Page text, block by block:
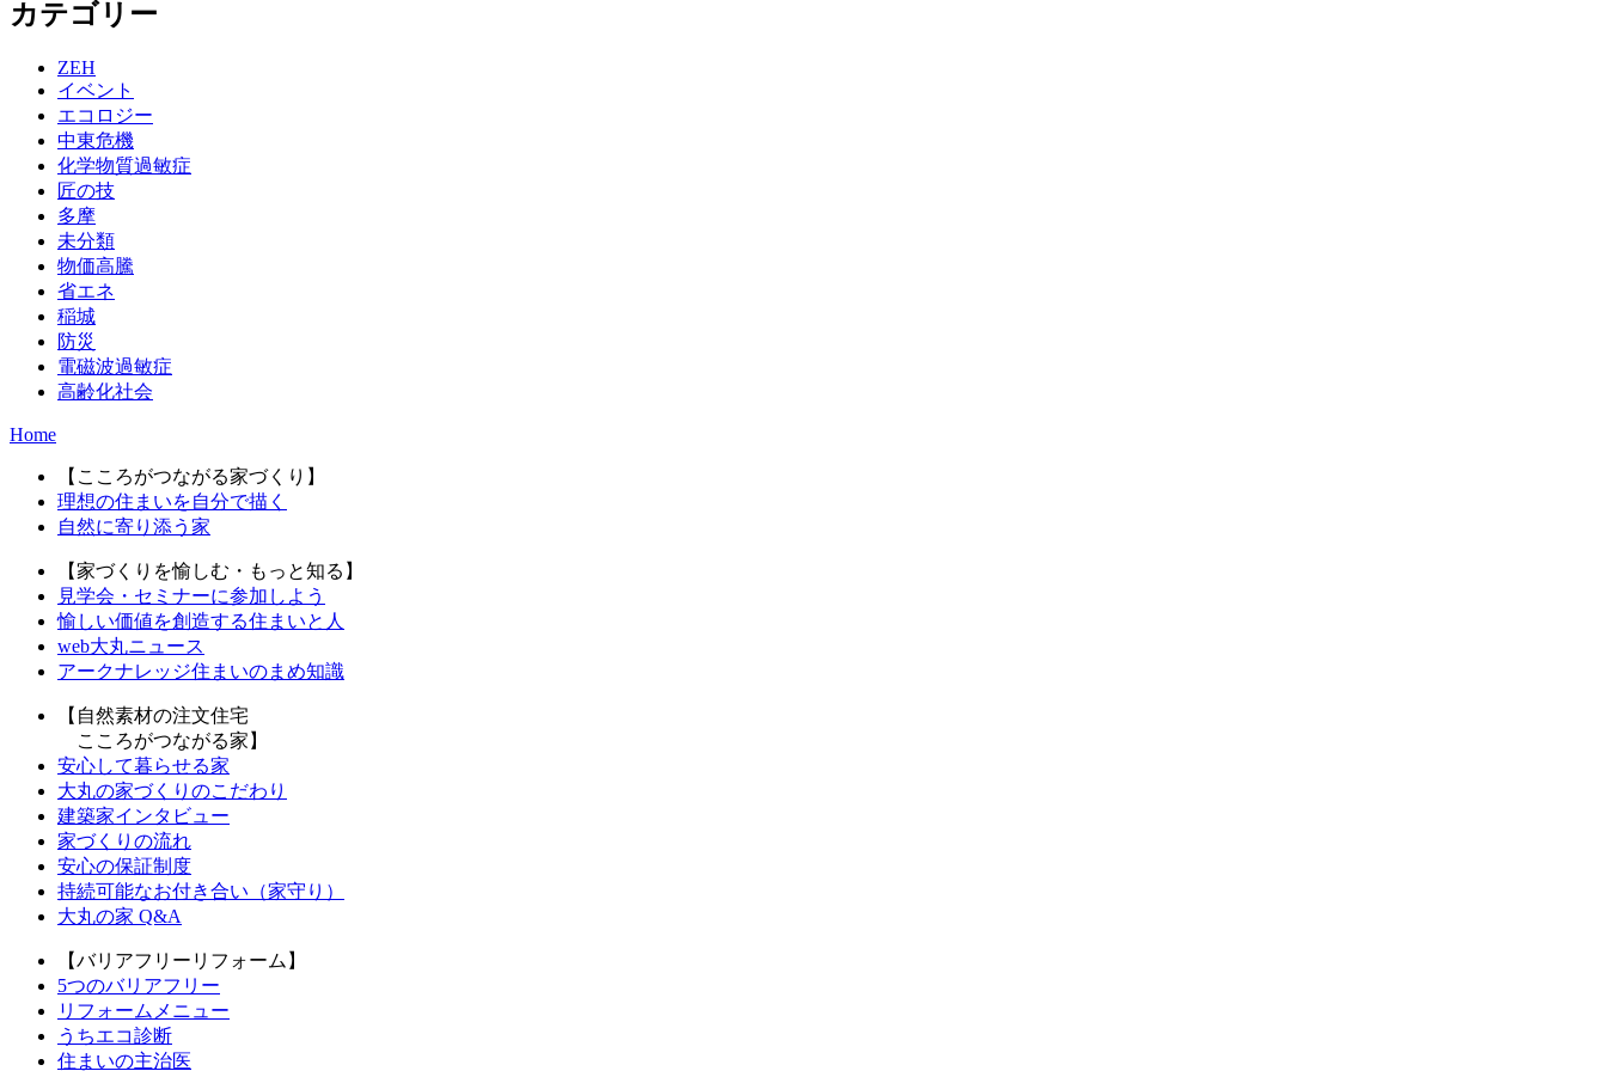
カテゴリー
ZEH
イベント
エコロジー
中東危機
化学物質過敏症
匠の技
多摩
未分類
物価高騰
省エネ
稲城
防災
電磁波過敏症
高齢化社会
Home
【こころがつながる家づくり】
理想の住まいを自分で描く
自然に寄り添う家
【家づくりを愉しむ・もっと知る】
見学会・セミナーに参加しよう
愉しい価値を創造する住まいと人
web大丸ニュース
アークナレッジ住まいのまめ知識
【自然素材の注文住宅
こころがつながる家】
安心して暮らせる家
大丸の家づくりのこだわり
建築家インタビュー
家づくりの流れ
安心の保証制度
持続可能なお付き合い（家守り）
大丸の家 Q&A
【バリアフリーリフォーム】
5つのバリアフリー
リフォームメニュー
うちエコ診断
住まいの主治医